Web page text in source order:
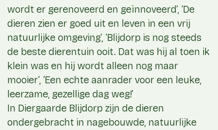
wordt er gerenoveerd en geïnnoveerd’, ‘De
dieren zien er goed uit en leven in een vrij
natuurlijke omgeving’, ‘Blijdorp is nog steeds
de beste dierentuin ooit. Dat was hij al toen ik
klein was en hij wordt alleen nog maar
mooier’, ‘Een echte aanrader voor een leuke,
leerzame, gezellige dag weg!’
In Diergaarde Blijdorp zijn de dieren
ondergebracht in nagebouwde, natuurlijke